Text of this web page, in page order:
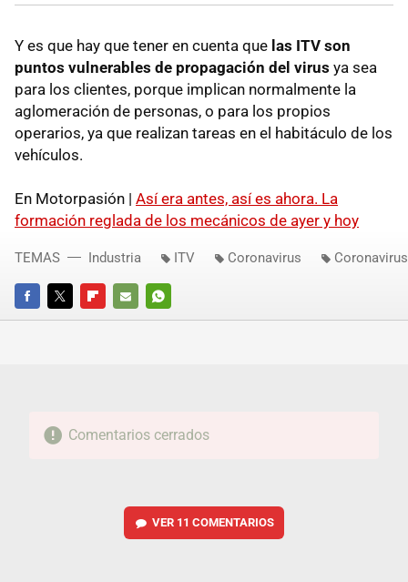
Y es que hay que tener en cuenta que las ITV son
puntos vulnerables de propagación del virus ya sea
para los clientes, porque implican normalmente la
aglomeración de personas, o para los propios
operarios, ya que realizan tareas en el habitáculo de los
vehículos.
En Motorpasión | Así era antes, así es ahora. La
formación reglada de los mecánicos de ayer y hoy
FACEBOOKTWITTERFLIPBOARD
E-
WHATSAPP
TEMAS Industria ITV Coronavirus
Comentarios cerrados
VER 11 COMENTARIOS